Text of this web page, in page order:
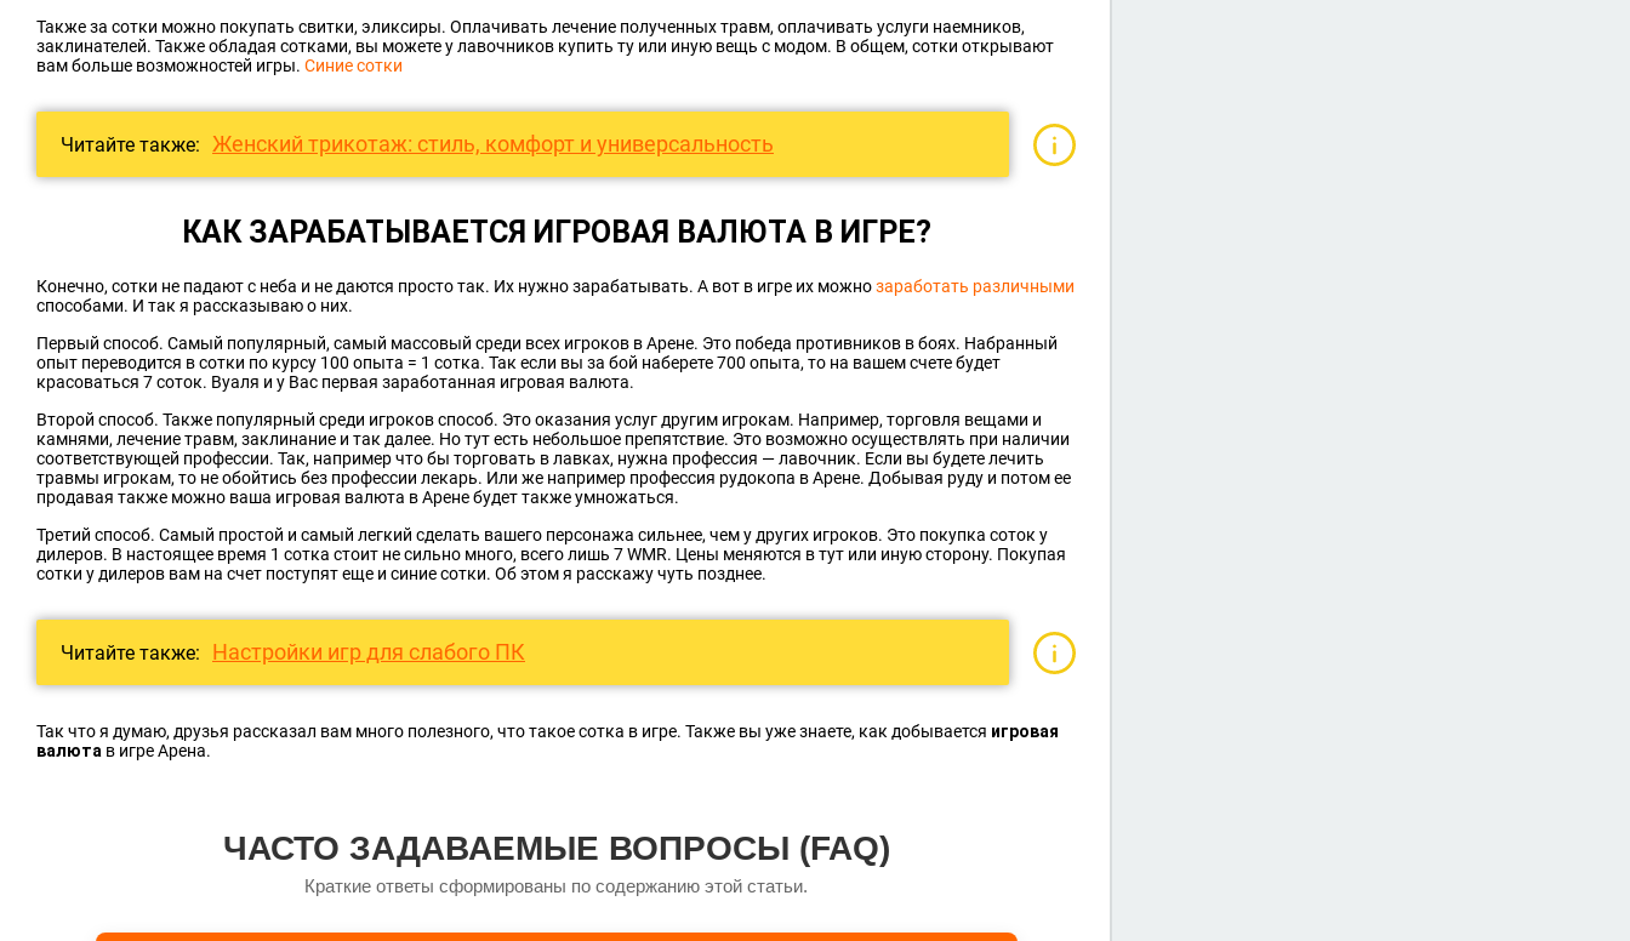
Также за сотки можно покупать свитки, эликсиры. Оплачивать лечение полученных травм, оплачивать услуги наемников,
заклинателей. Также обладая сотками, вы можете у лавочников купить ту или иную вещь с модом. В общем, сотки открывают
вам больше возможностей игры. Синие сотки
Читайте также: Женский трикотаж: стиль, комфорт и универсальность
КАК ЗАРАБАТЫВАЕТСЯ ИГРОВАЯ ВАЛЮТА В ИГРЕ?
Конечно, сотки не падают с неба и не даются просто так. Их нужно зарабатывать. А вот в игре их можнозаработать различными
способами. И так я рассказываю о них.
Первый способ. Самый популярный, самый массовый среди всех игроков в Арене. Это победа противников в боях. Набранный
опыт переводится в сотки по курсу 100 опыта = 1 сотка. Так если вы за бой наберете 700 опыта, то на вашем счете будет
красоваться 7 соток. Вуаля и у Вас первая заработанная игровая валюта.
Второй способ. Также популярный среди игроков способ. Это оказания услуг другим игрокам. Например, торговля вещами и
камнями, лечение травм, заклинание и так далее. Но тут есть небольшое препятствие. Это возможно осуществлять при наличии
соответствующей профессии. Так, например что бы торговать в лавках, нужна профессия — лавочник. Если вы будете лечить
травмы игрокам, то не обойтись без профессии лекарь. Или же например профессия рудокопа в Арене. Добывая руду и потом ее
продавая также можно ваша игровая валюта в Арене будет также умножаться.
Третий способ. Самый простой и самый легкий сделать вашего персонажа сильнее, чем у других игроков. Это покупка соток у
дилеров. В настоящее время 1 сотка стоит не сильно много, всего лишь 7 WMR. Цены меняются в тут или иную сторону. Покупая
сотки у дилеров вам на счет поступят еще и синие сотки. Об этом я расскажу чуть позднее.
Читайте также: Настройки игр для слабого ПК
Так что я думаю, друзья рассказал вам много полезного, что такое сотка в игре. Также вы уже знаете, как добывается игровая
валюта в игре Арена.
ЧАСТО ЗАДАВАЕМЫЕ ВОПРОСЫ (FAQ)
Краткие ответы сформированы по содержанию этой статьи.